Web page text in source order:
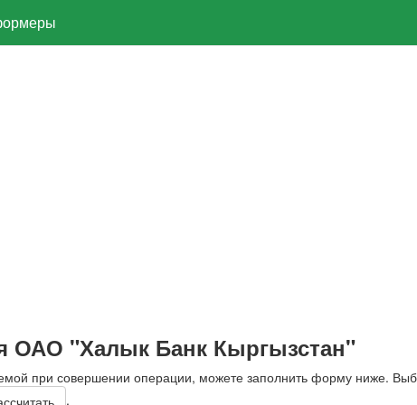
ОАО "Халык Банк Кыргызстан"
при совершении операции, можете заполнить форму ниже.
.